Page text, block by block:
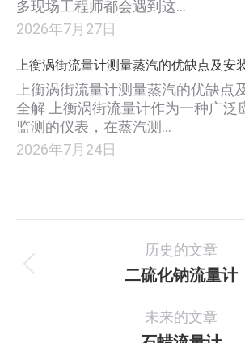
多现场工程师都会遇到这…
2026年7月27日
上衡涡街流量计测量蒸汽的优缺点及安
上衡涡街流量计测量蒸汽的优缺点
全解 上衡涡街流量计作为一种广泛
监测的仪表，在蒸汽测…
2026年7月24日
目
历史的文章
上
个
项
二硫化钠流量计
未来的文章